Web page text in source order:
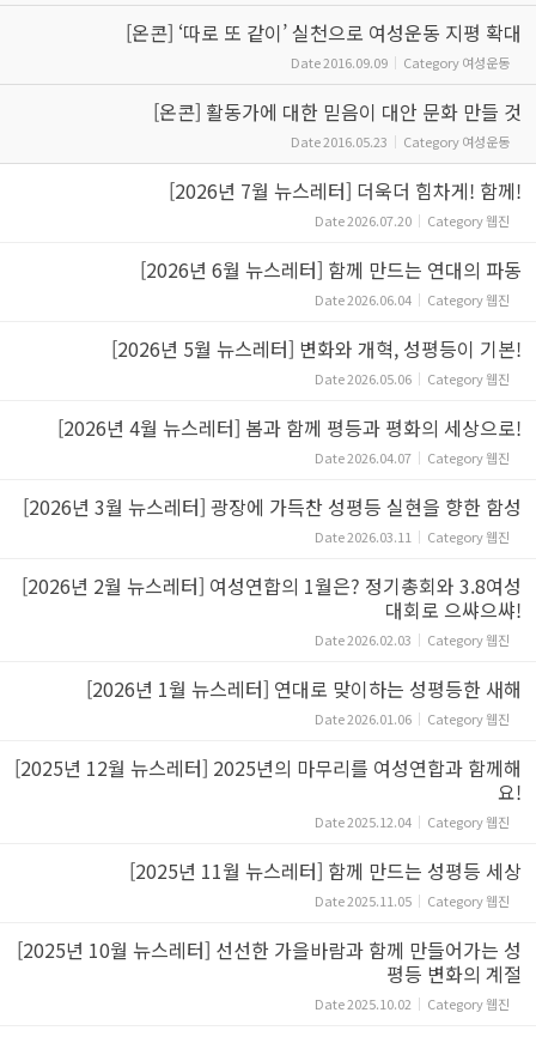
[온콘] ‘따로 또 같이’ 실천으로 여성운동 지평 확대
Date2016.09.09 Category여성운동
[온콘] 활동가에 대한 믿음이 대안 문화 만들 것
Date2016.05.23 Category여성운동
[2026년 7월 뉴스레터] 더욱더 힘차게! 함께!
Date2026.07.20 Category웹진
[2026년 6월 뉴스레터] 함께 만드는 연대의 파동
Date2026.06.04 Category웹진
[2026년 5월 뉴스레터] 변화와 개혁, 성평등이 기본!
Date2026.05.06 Category웹진
[2026년 4월 뉴스레터] 봄과 함께 평등과 평화의 세상으로!
Date2026.04.07 Category웹진
[2026년 3월 뉴스레터] 광장에 가득찬 성평등 실현을 향한 함성
Date2026.03.11 Category웹진
[2026년 2월 뉴스레터] 여성연합의 1월은? 정기총회와 3.8여성
대회로 으쌰으쌰!
Date2026.02.03 Category웹진
[2026년 1월 뉴스레터] 연대로 맞이하는 성평등한 새해
Date2026.01.06 Category웹진
[2025년 12월 뉴스레터] 2025년의 마무리를 여성연합과 함께해
요!
Date2025.12.04 Category웹진
[2025년 11월 뉴스레터] 함께 만드는 성평등 세상
Date2025.11.05 Category웹진
[2025년 10월 뉴스레터] 선선한 가을바람과 함께 만들어가는 성
평등 변화의 계절
Date2025.10.02 Category웹진